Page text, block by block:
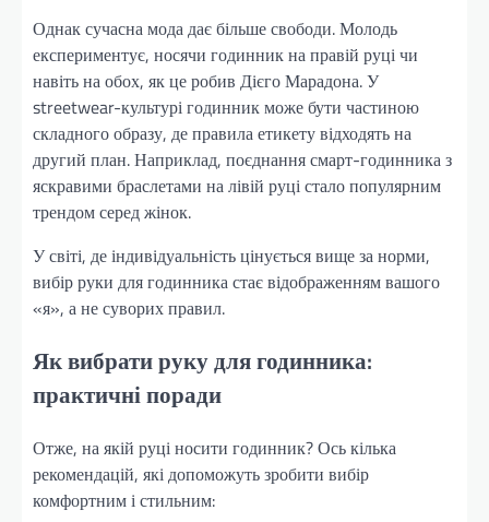
Однак сучасна мода дає більше свободи. Молодь
експериментує, носячи годинник на правій руці чи
навіть на обох, як це робив Дієго Марадона. У
streetwear-культурі годинник може бути частиною
складного образу, де правила етикету відходять на
другий план. Наприклад, поєднання смарт-годинника з
яскравими браслетами на лівій руці стало популярним
трендом серед жінок.
У світі, де індивідуальність цінується вище за норми,
вибір руки для годинника стає відображенням вашого
«я», а не суворих правил.
Як вибрати руку для годинника:
практичні поради
Отже, на якій руці носити годинник? Ось кілька
рекомендацій, які допоможуть зробити вибір
комфортним і стильним: